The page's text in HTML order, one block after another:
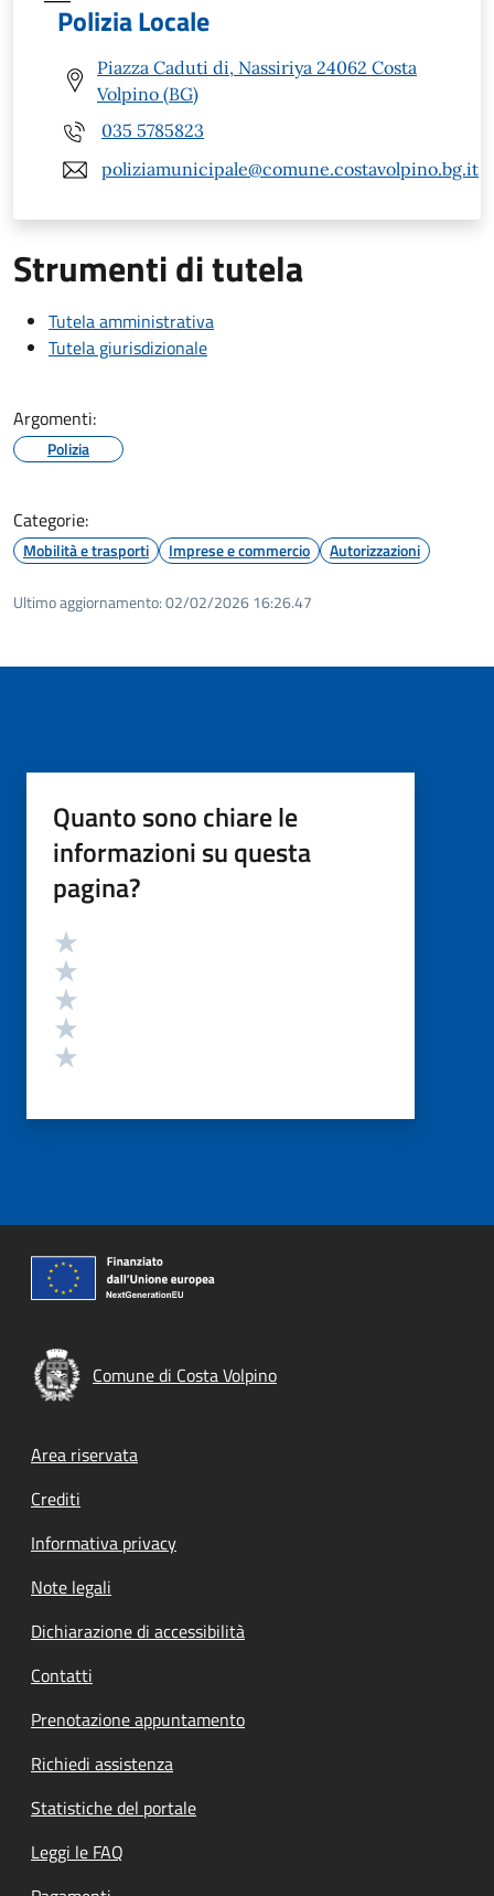
Polizia Locale
Piazza Caduti di, Nassiriya 24062 Costa
Volpino (BG)
035 5785823
poliziamunicipale@comune.costavolpino.bg.it
Strumenti di tutela
Tutela amministrativa
Tutela giurisdizionale
Argomenti:
Polizia
Categorie:
Mobilità e trasporti Imprese e commercio Autorizzazioni
Ultimo aggiornamento:02/02/2026 16:26.47
Quanto sono chiare le
informazioni su questa
pagina?
Valutazione
Comune di Costa Volpino
Footer menu
Area riservata
Crediti
Informativa privacy
Note legali
Dichiarazione di accessibilità
Contatti
Prenotazione appuntamento
Richiedi assistenza
Statistiche del portale
Leggi le FAQ